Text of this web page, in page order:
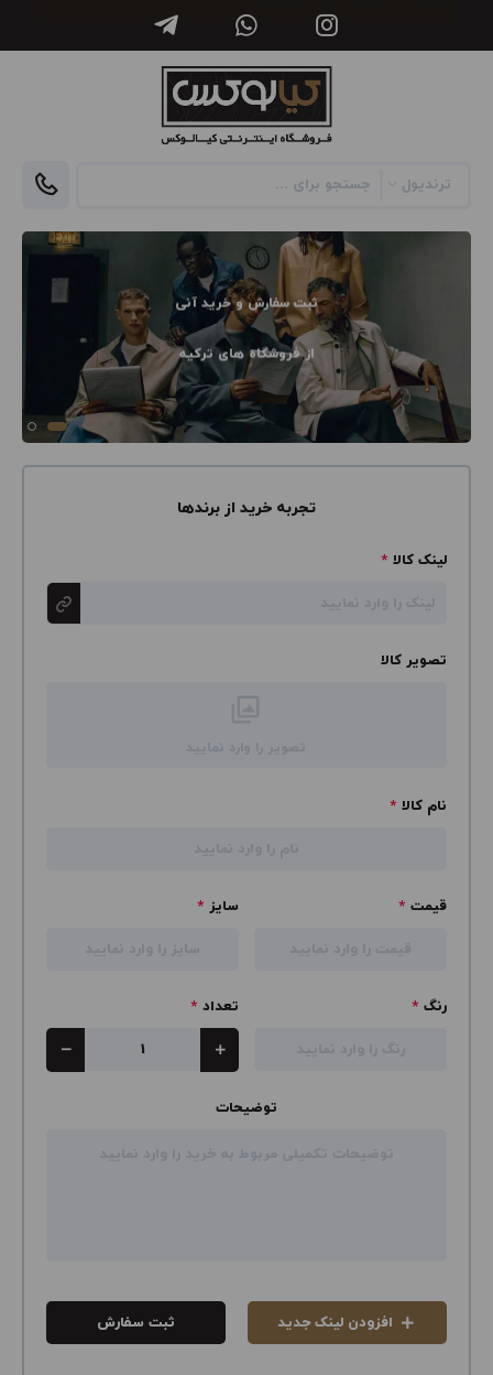
ثبت سفارش و خرید آنی
از فروشگاه های ترکیه
تجربه خرید از برندها
لینک کالا *
تصویر کالا
نام کالا *
قیمت * سایز *
رنگ * تعداد *
توضیحات
افزودن لینک جدید ثبت سفارش